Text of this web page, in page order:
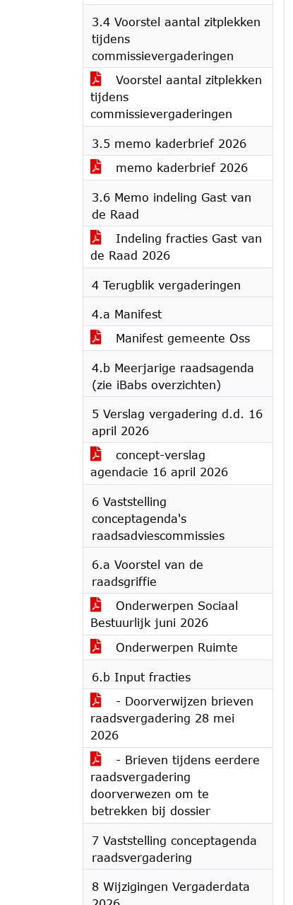
3.4 Voorstel aantal zitplekken
tijdens
commissievergaderingen
Voorstel aantal zitplekken
tijdens
commissievergaderingen
3.5 memo kaderbrief 2026
memo kaderbrief 2026
3.6 Memo indeling Gast van
de Raad
Indeling fracties Gast van
de Raad 2026
4 Terugblik vergaderingen
4.a Manifest
Manifest gemeente Oss
4.b Meerjarige raadsagenda
(zie iBabs overzichten)
5 Verslag vergadering d.d. 16
april 2026
concept-verslag
agendacie 16 april 2026
6 Vaststelling
conceptagenda's
raadsadviescommissies
6.a Voorstel van de
raadsgriffie
Onderwerpen Sociaal
Bestuurlijk juni 2026
Onderwerpen Ruimte
6.b Input fracties
- Doorverwijzen brieven
raadsvergadering 28 mei
2026
- Brieven tijdens eerdere
raadsvergadering
doorverwezen om te
betrekken bij dossier
7 Vaststelling conceptagenda
raadsvergadering
8 Wijzigingen Vergaderdata